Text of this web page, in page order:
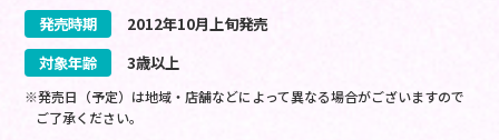
発売時期
2012年10月 上旬発売
対象年齢
3歳以上
※発売日（予定）は地域・店舗などによって異なる場合がございますので
ご了承ください。